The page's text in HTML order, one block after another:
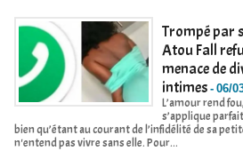
Trompé par
Atou Fall
menace de
intimes - 06/
L’amour rend
s’applique
bien qu’étant au courant de l’infidélité de sa
n'entend pas vivre sans elle. Pour...